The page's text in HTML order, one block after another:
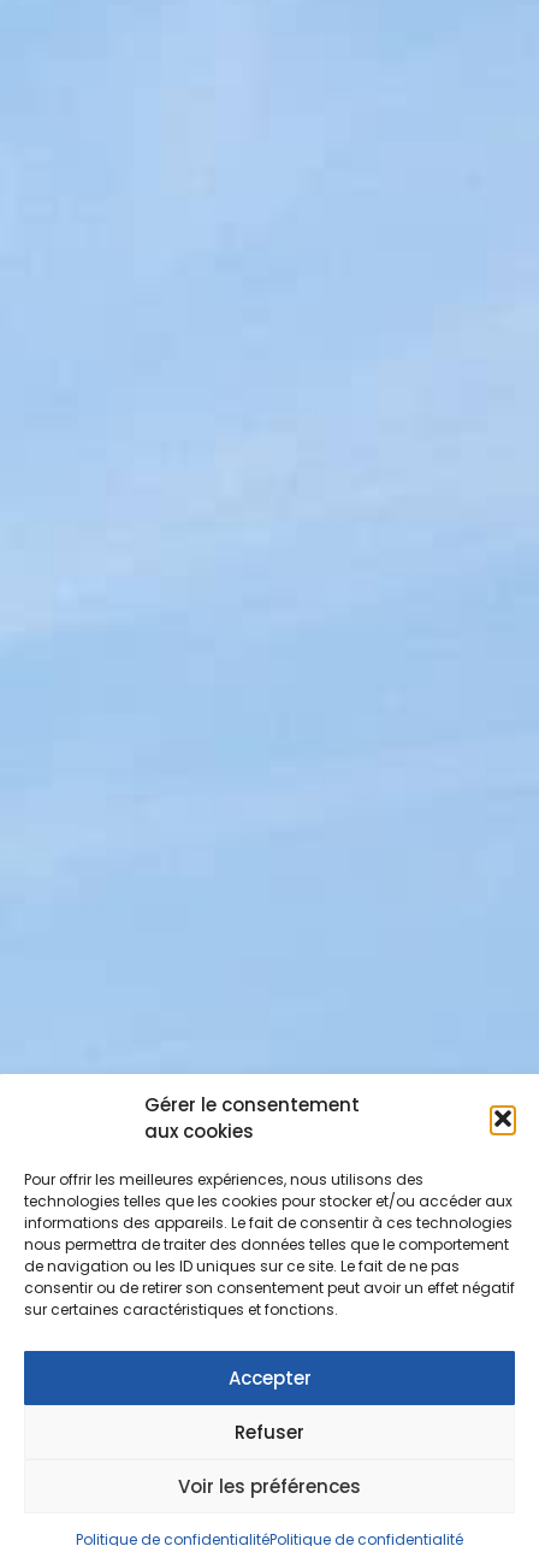
Gérer le consentement
aux cookies
Pour offrir les meilleures expériences, nous utilisons des
technologies telles que les cookies pour stocker et/ou accéder aux
informations des appareils. Le fait de consentir à ces technologies
nous permettra de traiter des données telles que le comportement
de navigation ou les ID uniques sur ce site. Le fait de ne pas
consentir ou de retirer son consentement peut avoir un effet négatif
sur certaines caractéristiques et fonctions.
Accepter
Refuser
Voir les préférences
Politique de confidentialitéPolitique de confidentialité